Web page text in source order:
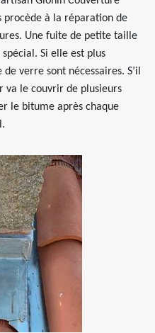
procède à la réparation de
Une fuite de petite taille
Si elle est plus
verre sont nécessaires. S’il
va le couvrir de plusieurs
le bitume après chaque